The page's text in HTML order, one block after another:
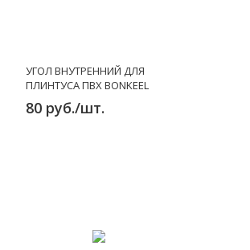
УГОЛ ВНУТРЕННИЙ ДЛЯ
ПЛИНТУСА ПВХ BONKEEL
STYLE 70 ММ
80 руб./шт.